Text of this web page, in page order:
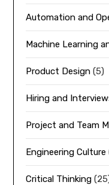
Automation and
Machine Learning
Product Design (5)
Hiring and
Project and Team
Engineering Culture
Critical Thinking